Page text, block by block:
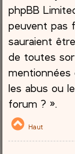
phpBB
peuvent pas
sauraient
de toutes
les abus ou
forum ? ».
Haut